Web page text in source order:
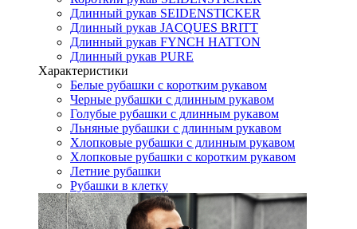
Длинный рукав SEIDENSTICKER
Длинный рукав JAСQUES BRITT
Длинный рукав FYNCH HATTON
Длинный рукав PURE
Характеристики
Белые рубашки с коротким рукавом
Черные рубашки с длинным рукавом
Голубые рубашки с длинным рукавом
Льняные рубашки с длинным рукавом
Хлопковые рубашки с длинным рукавом
Хлопковые рубашки с коротким рукавом
Летние рубашки
Рубашки в клетку